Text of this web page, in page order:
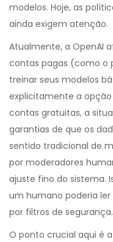
modelos. Hoje, as
ainda exigem atenção.
Atualmente, a OpenAI
contas pagas (como o
treinar seus modelos
explicitamente a
contas gratuitas, a
garantias de que os
sentido tradicional de
por moderadores
ajuste fino do sistema.
um humano poderia
por filtros de segurança.
O ponto crucial aqui é